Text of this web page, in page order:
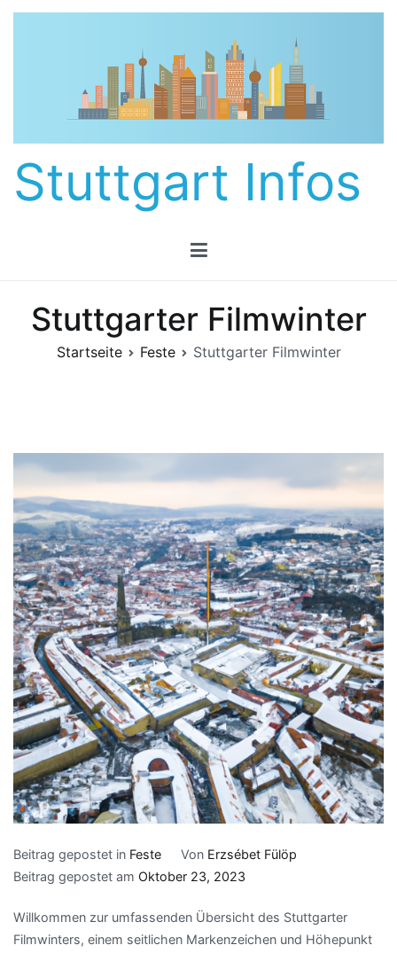
Zum
Stuttgart Infos
Stuttgarter Filmwinter
Startseite Feste Stuttgarter Filmwinter
Beitrag gepostet in Feste Von Erzsébet Fülöp
Beitrag gepostet am Oktober 23, 2023
Willkommen zur umfassenden Übersicht des Stuttgarter
Filmwinters, einem seitlichen Markenzeichen und Höhepunkt